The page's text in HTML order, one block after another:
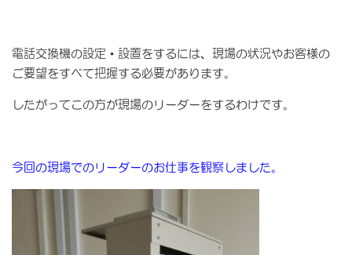
電話交換機の設定・設置をするには、現場の状況やお客様の
ご要望をすべて把握する必要があります。
したがってこの方が現場のリーダーをするわけです。
今回の現場でのリーダーのお仕事を観察しました。